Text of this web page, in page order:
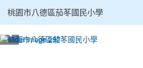
桃園市八德區茄苳國民小學